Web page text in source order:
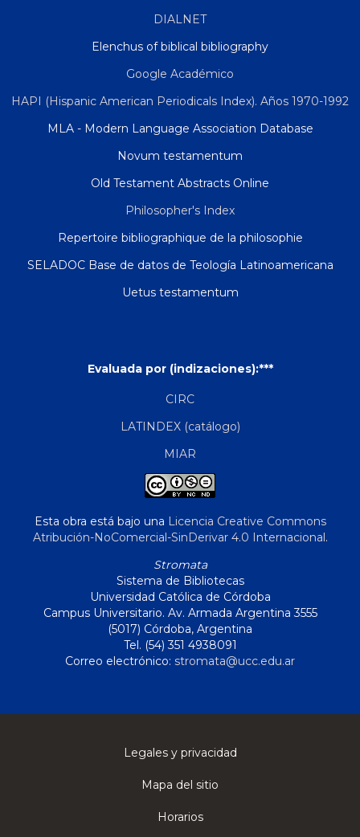
DIALNET
Elenchus of biblical bibliography
Google Académico
HAPI (Hispanic American Periodicals Index). Años 1970-1992
MLA - Modern Language Association Database
Novum testamentum
Old Testament Abstracts Online
Philosopher's Index
Repertoire bibliographique de la philosophie
SELADOC Base de datos de Teología Latinoamericana
Uetus testamentum
Evaluada por (indizaciones):***
CIRC
LATINDEX (catálogo)
MIAR
Esta obra está bajo una Licencia Creative Commons
Atribución-NoComercial-SinDerivar 4.0 Internacional.
Stromata
Sistema de Bibliotecas
Universidad Católica de Córdoba
Campus Universitario. Av. Armada Argentina 3555
(5017) Córdoba, Argentina
Tel. (54) 351 4938091
Correo electrónico: stromata@ucc.edu.ar
Legales y privacidad
Mapa del sitio
Horarios